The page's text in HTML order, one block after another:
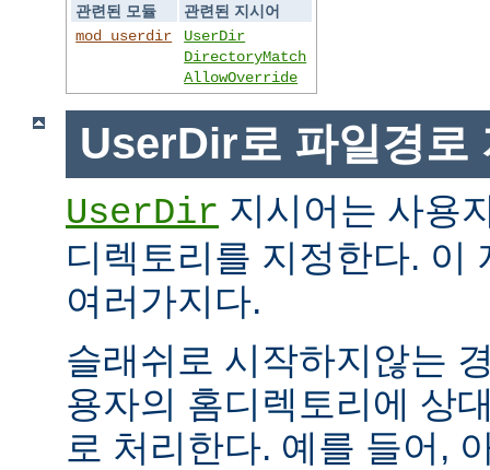
관련된 모듈
관련된 지시어
mod_userdir
UserDir
DirectoryMatch
AllowOverride
UserDir로 파일경로
UserDir 지시어는 사용
디렉토리를 지정한다. 이
여러가지다.
슬래쉬로 시작하지않는
용자의 홈디렉토리에 상
로 처리한다. 예를 들어,